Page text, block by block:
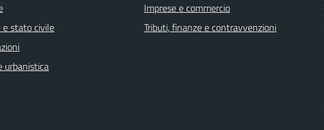
e stato civile
urbanistica
Imprese e commercio
Tributi, finanze e contravvenzioni